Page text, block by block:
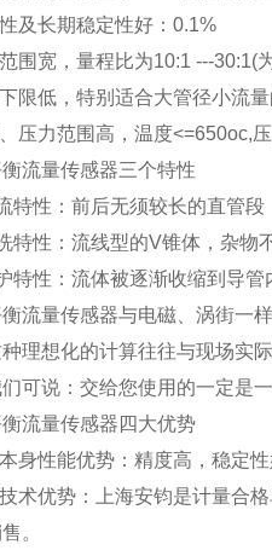
及长期稳定性好：0.1%
围宽，量程比为10:1 ---30:1(
限低，特别适合大管径小流量
压力范围高，温度<=650oc,
流量传感器三个特性
特性：前后无须较长的直管段
特性：流线型的V锥体，杂物
特性：流体被逐渐收缩到导
流量传感器与电磁、涡街一
理想化的计算往往与现场实际
们可说：交给您使用的一定是
流量传感器四大优势
身性能优势：精度高，稳定
术优势：上海安钧是计量合
。